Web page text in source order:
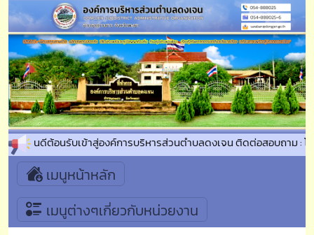
ยินดีต้อนรับเข้าสู่องค์การบริหารส่วนตำบลดงเจน ติดต่อสอบถาม : โ
เมนูหน้าหลัก
เมนูต่างๆเกี่ยวกับหน่วยงาน